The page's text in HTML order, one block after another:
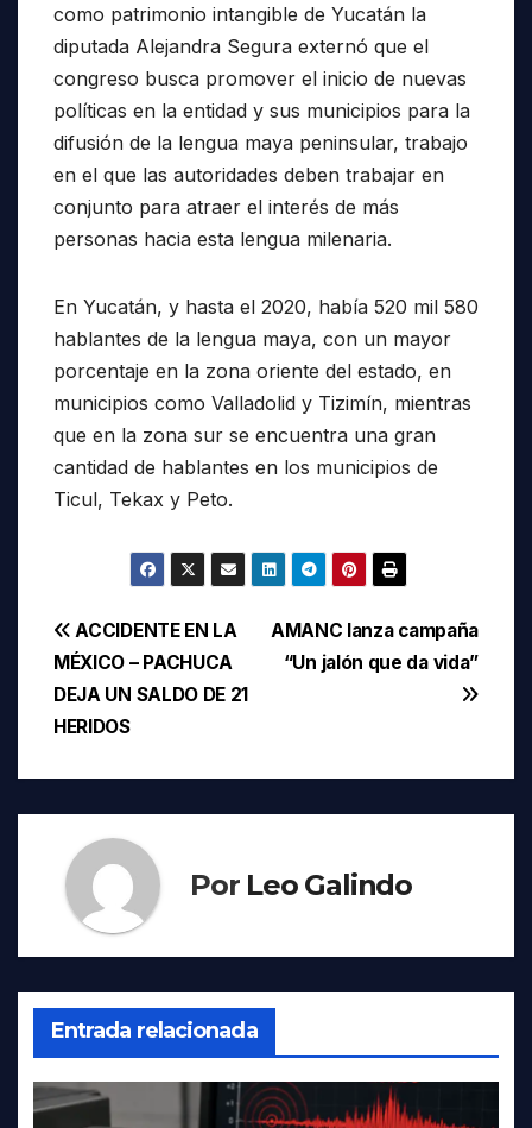
como patrimonio intangible de Yucatán la
diputada Alejandra Segura externó que el
congreso busca promover el inicio de nuevas
políticas en la entidad y sus municipios para la
difusión de la lengua maya peninsular, trabajo
en el que las autoridades deben trabajar en
conjunto para atraer el interés de más
personas hacia esta lengua milenaria.
En Yucatán, y hasta el 2020, había 520 mil 580
hablantes de la lengua maya, con un mayor
porcentaje en la zona oriente del estado, en
municipios como Valladolid y Tizimín, mientras
que en la zona sur se encuentra una gran
cantidad de hablantes en los municipios de
Ticul, Tekax y Peto.
Navegación
de
entradas
AMANC lanza campaña
“Un jalón que da vida”
ACCIDENTE EN LA
MÉXICO – PACHUCA
DEJA UN SALDO DE 21
HERIDOS
Por Leo Galindo
Entrada relacionada